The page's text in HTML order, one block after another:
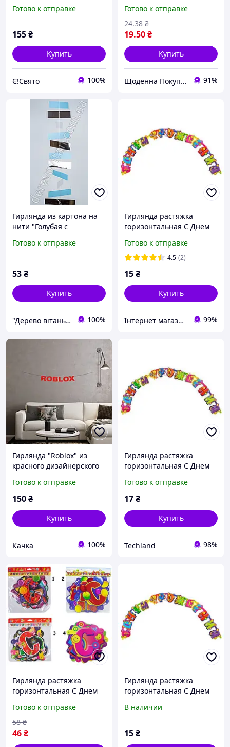
Готово к отправке
155₴
Купить
Є!Свято 100%
щоденна 4133978 покупка
шоп.
Готово к отправке
19.50₴
24.38 ₴
Купить
Щоденна Покупка 91%
Гирлянда из картона на
нити "Голубая с
~2 м
Готово к отправке
53₴
Купить
"Дерево вітань", інтернет-магазин 100%
Гирлянда растяжка
горизонтальная С Днем
картон, 105593
Готово к отправке
4.5 (2)
15₴
Купить
Інтернет магазин " Горячий Стиль " 99%
Гирлянда "Roblox" из
красного дизайнерского
Готово к отправке
150₴
Купить
Качка 100%
Гирлянда растяжка
горизонтальная С Днем
картон, многоразовая,
для вечеринки
Готово к отправке
17₴
Купить
Techland 98%
Гирлянда растяжка
горизонтальная С Днем
картон mars
Готово к отправке
46₴
58 ₴
Гирлянда растяжка
горизонтальная С Днем
картон
В наличии
15₴